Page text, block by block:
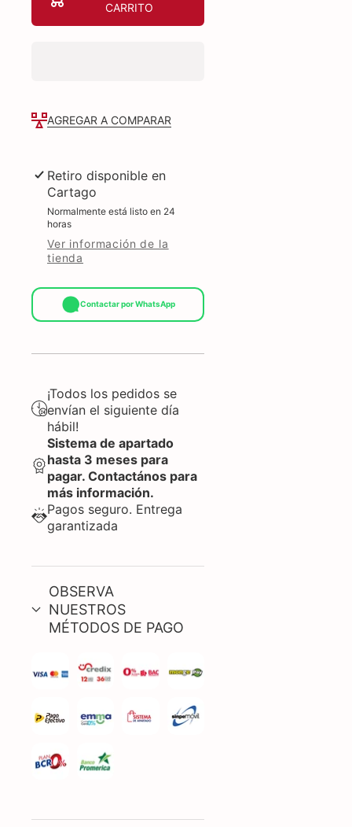
ASUS
BLUE
CARRITO
AGREGAR A COMPARAR
Retiro disponible en
Cartago
Normalmente está listo en 24
horas
Ver información de la
tienda
Contactar por WhatsApp
¡Todos los pedidos se
envían el siguiente día
hábil!
Sistema de apartado
hasta 3 meses para
pagar. Contactános para
más información.
Pagos seguro. Entrega
garantizada
OBSERVA
NUESTROS
MÉTODOS DE PAGO